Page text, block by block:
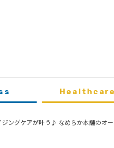
Healthcare
ジングケアが叶う♪ なめらか本舗のオ